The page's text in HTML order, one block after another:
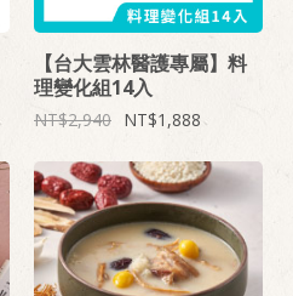
【台大雲林醫護專屬】料
理變化組14入
2,940 1,888